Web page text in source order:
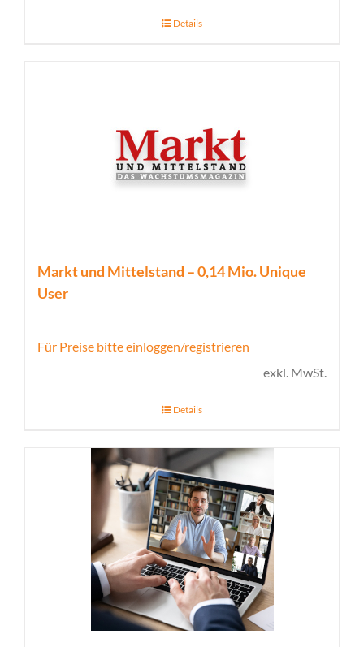
Details
Markt und Mittelstand – 0,14 Mio. Unique
User
Für Preise bitte einloggen/registrieren
exkl. MwSt.
Details